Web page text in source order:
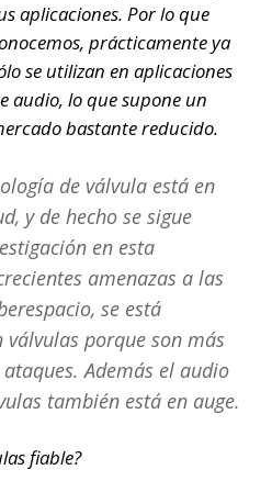
aplicaciones. Por lo que
prácticamente ya
se utilizan en aplicaciones
audio, lo que supone un
bastante reducido.
de válvula está en
y de hecho se sigue
en esta
amenazas a las
se está
porque son más
Además el audio
también está en auge.
fiable?